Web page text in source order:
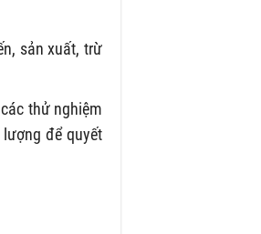
sản xuất, trừ
thử nghiệm
để quyết